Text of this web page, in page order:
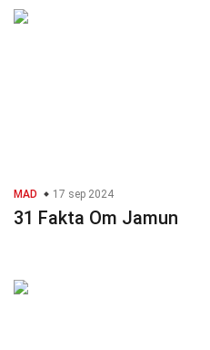
MAD 17 sep 2024
31 Fakta Om Jamun